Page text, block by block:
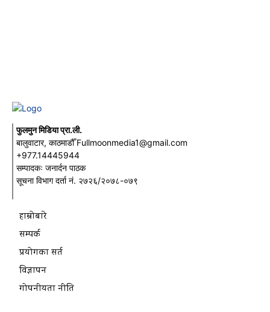
फुलमुन मिडिया प्रा.ली.
बालुवाटार, काठमाडौँ Fullmoonmedia1@gmail.com
+977.14445944
सम्पादकः जनार्दन पाठक
सूचना विभाग दर्ता नं. २७२६/२०७८-०७९
हाम्रोबारे
सम्पर्क
प्रयोगका सर्त
विज्ञापन
गोपनीयता नीति